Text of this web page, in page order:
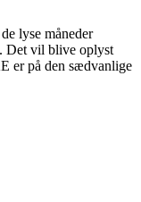
lyse måneder
Det vil blive oplyst
er på den sædvanlige